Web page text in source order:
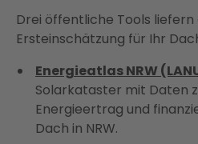
Drei öffentliche Tools
Ersteinschätzung für Ihr
Energieatlas NRW
Solarkataster mit Daten
Energieertrag und
Dach in NRW.